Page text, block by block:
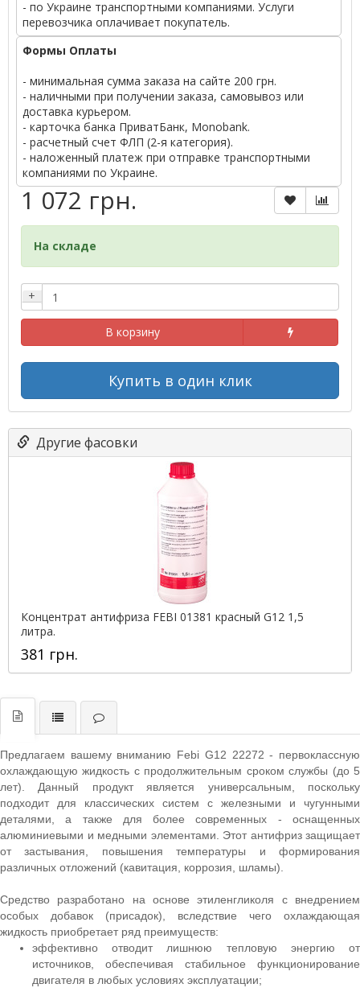
- по Украине транспортными компаниями. Услуги
перевозчика оплачивает покупатель.
Формы Оплаты
- минимальная сумма заказа на сайте 200 грн.
- наличными при получении заказа, самовывоз или
доставка курьером.
- карточка банка ПриватБанк, Monobank.
- расчетный счет ФЛП (2-я категория).
- наложенный платеж при отправке транспортными
компаниями по Украине.
1 072 грн.
На складе
+
В корзину
Купить в один клик
Другие фасовки
Концентрат антифриза FEBI 01381 красный G12 1,5
литра.
381 грн.
Предлагаем вашему вниманию Febi G12 22272 - первоклассную
охлаждающую жидкость с продолжительным сроком службы (до 5
лет). Данный продукт является универсальным, поскольку
подходит для классических систем с железными и чугунными
деталями, а также для более современных - оснащенных
алюминиевыми и медными элементами. Этот антифриз защищает
от застывания, повышения температуры и формирования
различных отложений (кавитация, коррозия, шламы).
Средство разработано на основе этиленгликоля с внедрением
особых добавок (присадок), вследствие чего охлаждающая
жидкость приобретает ряд преимуществ:
эффективно отводит лишнюю тепловую энергию от
источников, обеспечивая стабильное функционирование
двигателя в любых условиях эксплуатации;